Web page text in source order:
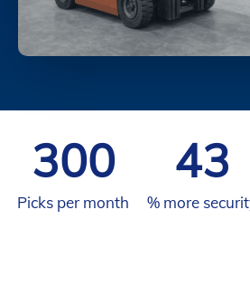
Picks per month
300
% more
59